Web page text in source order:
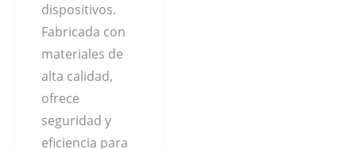
dispositivos.
Fabricada con
materiales de
alta calidad,
ofrece
seguridad y
eficiencia para